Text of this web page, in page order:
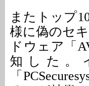
またトップ
様に偽のセ
ドウェア「
知した。
「